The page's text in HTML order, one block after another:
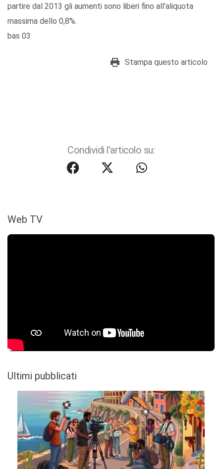
partire dal 2013 gli aumenti sono liberi fino all’aliquota
massima dello 0,8%.
bas 03
Stampa questo articolo
Condividi l'articolo su:
Web TV
Ultimi pubblicati